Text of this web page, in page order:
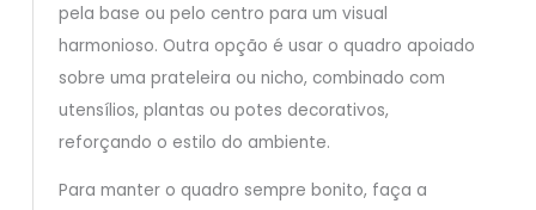
pela base ou pelo centro para um visual
harmonioso. Outra opção é usar o quadro apoiado
sobre uma prateleira ou nicho, combinado com
utensílios, plantas ou potes decorativos,
reforçando o estilo do ambiente.
Para manter o quadro sempre bonito, faça a